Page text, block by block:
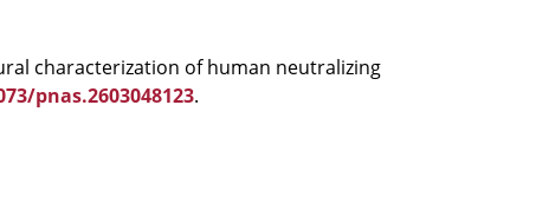
characterization of human neutralizing
pnas.2603048123.